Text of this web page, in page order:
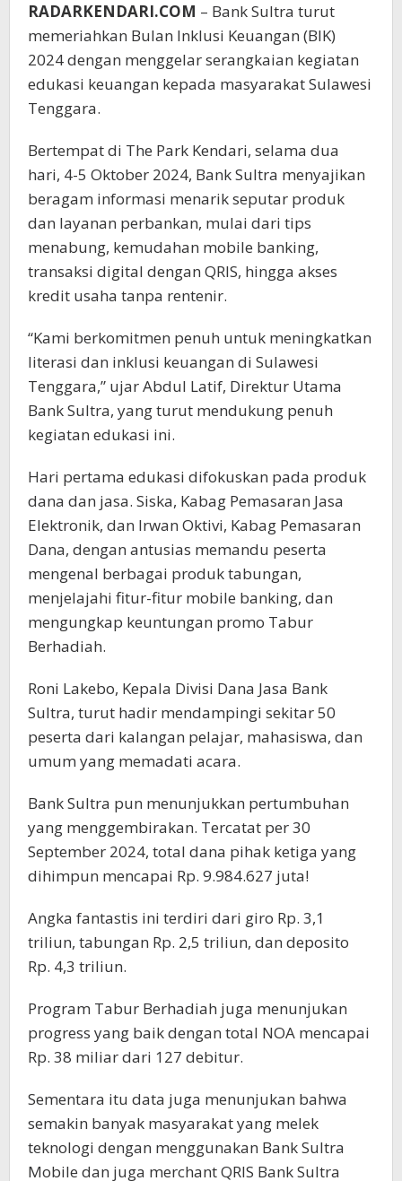
RADARKENDARI.COM – Bank Sultra turut
memeriahkan Bulan Inklusi Keuangan (BIK)
2024 dengan menggelar serangkaian kegiatan
edukasi keuangan kepada masyarakat Sulawesi
Tenggara.
Bertempat di The Park Kendari, selama dua
hari, 4-5 Oktober 2024, Bank Sultra menyajikan
beragam informasi menarik seputar produk
dan layanan perbankan, mulai dari tips
menabung, kemudahan mobile banking,
transaksi digital dengan QRIS, hingga akses
kredit usaha tanpa rentenir.
“Kami berkomitmen penuh untuk meningkatkan
literasi dan inklusi keuangan di Sulawesi
Tenggara,” ujar Abdul Latif, Direktur Utama
Bank Sultra, yang turut mendukung penuh
kegiatan edukasi ini.
Hari pertama edukasi difokuskan pada produk
dana dan jasa. Siska, Kabag Pemasaran Jasa
Elektronik, dan Irwan Oktivi, Kabag Pemasaran
Dana, dengan antusias memandu peserta
mengenal berbagai produk tabungan,
menjelajahi fitur-fitur mobile banking, dan
mengungkap keuntungan promo Tabur
Berhadiah.
Roni Lakebo, Kepala Divisi Dana Jasa Bank
Sultra, turut hadir mendampingi sekitar 50
peserta dari kalangan pelajar, mahasiswa, dan
umum yang memadati acara.
Bank Sultra pun menunjukkan pertumbuhan
yang menggembirakan. Tercatat per 30
September 2024, total dana pihak ketiga yang
dihimpun mencapai Rp. 9.984.627 juta!
Angka fantastis ini terdiri dari giro Rp. 3,1
triliun, tabungan Rp. 2,5 triliun, dan deposito
Rp. 4,3 triliun.
Program Tabur Berhadiah juga menunjukan
progress yang baik dengan total NOA mencapai
Rp. 38 miliar dari 127 debitur.
Sementara itu data juga menunjukan bahwa
semakin banyak masyarakat yang melek
teknologi dengan menggunakan Bank Sultra
Mobile dan juga merchant QRIS Bank Sultra